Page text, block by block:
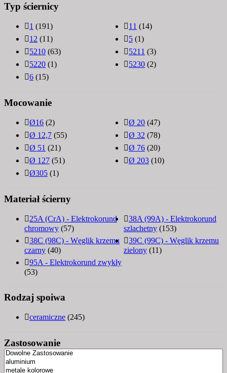
Typ ściernicy
1 (191) 11 (14)
12 (11) 5 (1)
5210 (63) 5211 (3)
5220 (1) 5230 (2)
6 (15)
Mocowanie
Ø16 (2) Ø 20 (47)
Ø 12,7 (55) Ø 32 (78)
Ø 51 (21) Ø 76 (20)
Ø 127 (51) Ø 203 (10)
Ø305 (1)
Materiał ścierny
25A (CrA) - Elektrokorund
chromowy (57)
38A (99A) - Elektrokorund
szlachetny (153)
38C (98C) - Węglik krzemu
czarny (40)
39C (99C) - Węglik krzemu
zielony (11)
95A - Elektrokorund zwykły
(53)
Rodzaj spoiwa
ceramiczne (245)
Zastosowanie